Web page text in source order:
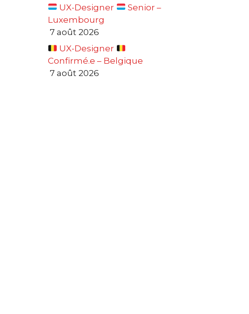
UX-Designer
Senior –
Luxembourg
7 août 2026
UX-Designer
Confirmé.e – Belgique
7 août 2026